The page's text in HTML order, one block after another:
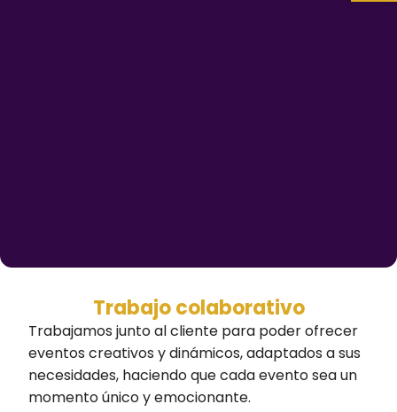
Trabajo colaborativo
Trabajamos junto al cliente para poder ofrecer
eventos creativos y dinámicos, adaptados a sus
necesidades, haciendo que cada evento sea un
momento único y emocionante.